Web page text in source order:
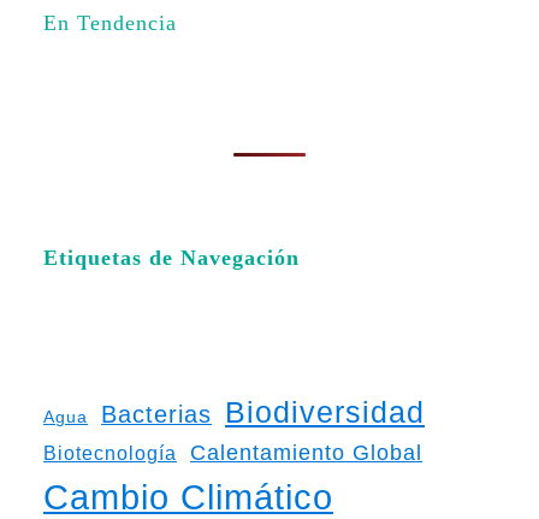
En Tendencia
Etiquetas de Navegación
Agua Bacterias Biodiversidad
Biotecnología Calentamiento Global
Cambio Climático